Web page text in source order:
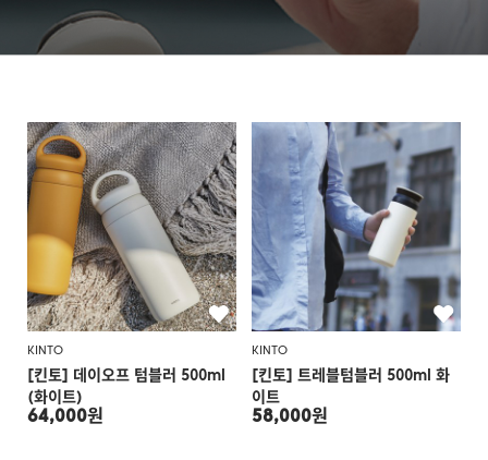
KINTO
[킨토] 데이오프 텀블러 500ml
(화이트)
64,000원
KINTO
[킨토] 트레블텀블러 500ml 화
이트
58,000원